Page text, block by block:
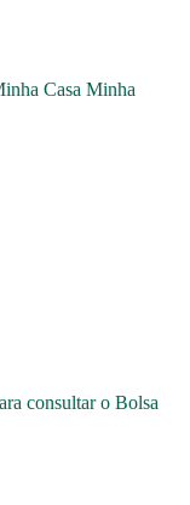
Casa Minha
consultar o Bolsa